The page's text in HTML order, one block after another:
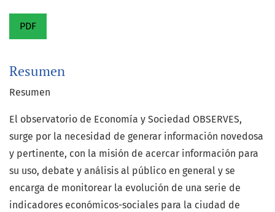
PDF
Resumen
Resumen
El observatorio de Economía y Sociedad OBSERVES,
surge por la necesidad de generar información novedosa
y pertinente, con la misión de acercar información para
su uso, debate y análisis al público en general y se
encarga de monitorear la evolución de una serie de
indicadores económicos-sociales para la ciudad de